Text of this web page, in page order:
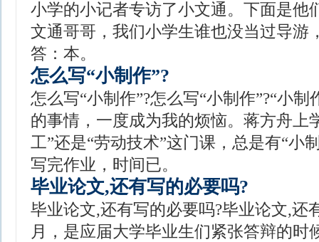
小学的小记者专访了小文通。下面是他
文通哥哥，我们小学生谁也没当过导游
答：本。
怎么写“小制作”?
怎么写“小制作”?怎么写“小制作”?“小
的事情，一度成为我的烦恼。蒋方舟上
工”还是“劳动技术”这门课，总是有“小
写完作业，时间已。
毕业论文,还有写的必要吗?
毕业论文,还有写的必要吗?毕业论文,还
月，是应届大学毕业生们紧张答辩的时